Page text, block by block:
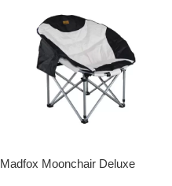
Madfox Moonchair Deluxe